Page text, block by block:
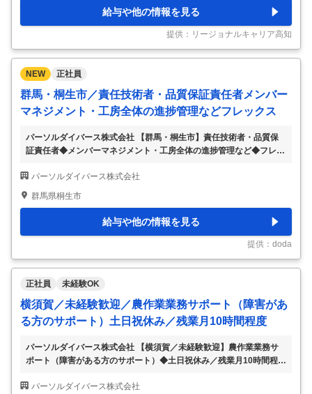
管理に携わっていただける方を募集します。地方モデルの確立と全国
への情報発信に、一緒に取り組んでいただけることを期待していま
す。 【具体的には】 ・業務構築、フローの再設計、マニュアル作
成・メンテナンス ・メンバーマネジメン…
給与や他の情報を見る
提供：リージョナルキャリア高知
NEW 正社員
群馬・桐生市／責任技術者・品質保証責任者メンバー
マネジメント・工房全体の進捗管理などフレックス
パーソルダイバース株式会社 【群馬・桐生市】責任技術者・品質保
証責任者◆メンバーマネジメント・工房全体の進捗管理など◆フレッ
メンバーマネジメント・工房全体の進捗管理など◆フレックス 【具
体的な仕事内容】 ～パーソルホールディングスの特例子会社／障害
場を広げる社会貢献したい方歓迎～ ■業務内容： 2023年2月に新設、
同4月より稼働開始した拠点である桐生市の工房にて、障害のあるメ
ンバーのマネジメント・サポートを主体としつつ、工房の全体運営に
も関わっていただく想定です。 ■…
パーソルダイバース株式会社
群馬県桐生市
給与や他の情報を見る
提供：doda
正社員 未経験OK
横須賀／未経験歓迎／農作業業務サポート（障害があ
る方のサポート）土日祝休み／残業月10時間程度
パーソルダイバース株式会社 【横須賀／未経験歓迎】農作業業務サ
ポート（障害がある方のサポート）◆土日祝休み／残業月10時間程度
ある方のサポート）◆土日祝休み／残業月10時間程度 【具体的な仕
パーソルダイバース株式会社